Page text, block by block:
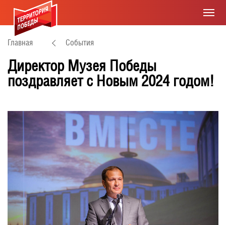
Главная События
Директор Музея Победы
поздравляет с Новым 2024 годом!